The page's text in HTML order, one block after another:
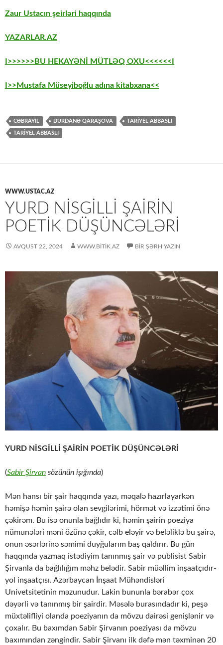
Zaur Ustacın şeirləri haqqında
YAZARLAR.AZ
I>>>>>>BU HEKAYƏNİ MÜTLƏQ OXU<<<<<<I
I>>Mustafa Müseyiboğlu adına kitabxana<<
CƏBRAYIL DÜRDANƏ QARAŞOVA TARİYEL ABBASLI
TARIYEL ABBASLI
WWW.USTAC.AZ
YURD NİSGİLLİ ŞAİRİN
POETİK DÜŞÜNCƏLƏRİ
AVQUST 22, 2024 WWW.BITIK.AZ BIR ŞƏRH YAZIN
YURD NİSGİLLİ ŞAİRİN POETİK DÜŞÜNCƏLƏRİ
(Sabir Şirvan sözünün işığında)
Mən hansı bir şair haqqında yazı, məqalə hazırlayarkən
həmişə həmin şairə olan sevgilərimi, hörmət və izzətimi önə
çəkirəm. Bu isə onunla bağlıdır ki, həmin şairin poeziya
nümunələri məni özünə çəkir, cəlb eləyir və beləliklə bu şairə,
onun əsərlərinə səmimi duyğularım baş qaldırır. Bu gün
haqqında yazmaq istədiyim tanınmış şair və publisist Sabir
Şirvanla da bağlılığım məhz belədir. Sabir müəllim inşaatçıdır-
yol inşaatçısı. Azərbaycan İnşaat Mühəndisləri
Univetsitetinin məzunudur. Lakin bununla bərabər çox
dəyərli və tanınmış bir şairdir. Məsələ burasındadır ki, peşə
müxtəlifliyi olanda poeziyanın da mövzu dairəsi genişlənir və
çoxalır. Bu baxımdan Sabir Şirvanın poeziyası da mövzu
baxımından zəngindir. Sabir Şirvanı ilk dəfə mən təxminən 20